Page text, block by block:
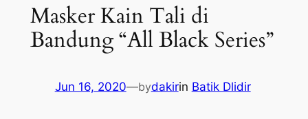
Masker Kain Tali di
Bandung “All Black Series”
Jun 16, 2020—bydakirin Batik Dlidir